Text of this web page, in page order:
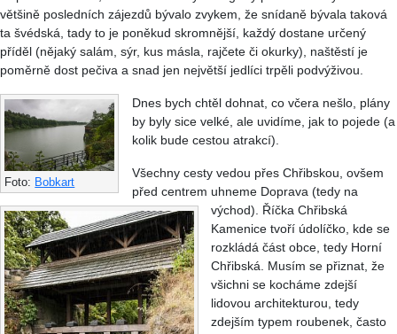
většině posledních zájezdů bývalo zvykem, že snídaně bývala taková
ta švédská, tady to je poněkud skromnější, každý dostane určený
příděl (nějaký salám, sýr, kus másla, rajčete či okurky), naštěstí je
poměrně dost pečiva a snad jen největší jedlíci trpěli podvýživou.
Foto: Bobkart
Dnes bych chtěl dohnat, co včera nešlo, plány
by byly sice velké, ale uvidíme, jak to pojede (a
kolik bude cestou atrakcí).
Všechny cesty vedou přes Chřibskou, ovšem
před centrem uhneme Doprava (tedy na
východ). Říčka Chřibská
Kamenice tvoří údolíčko, kde se
rozkládá část obce, tedy Horní
Chřibská. Musím se přiznat, že
všichni se kocháme zdejší
lidovou architekturou, tedy
zdejším typem roubenek, často